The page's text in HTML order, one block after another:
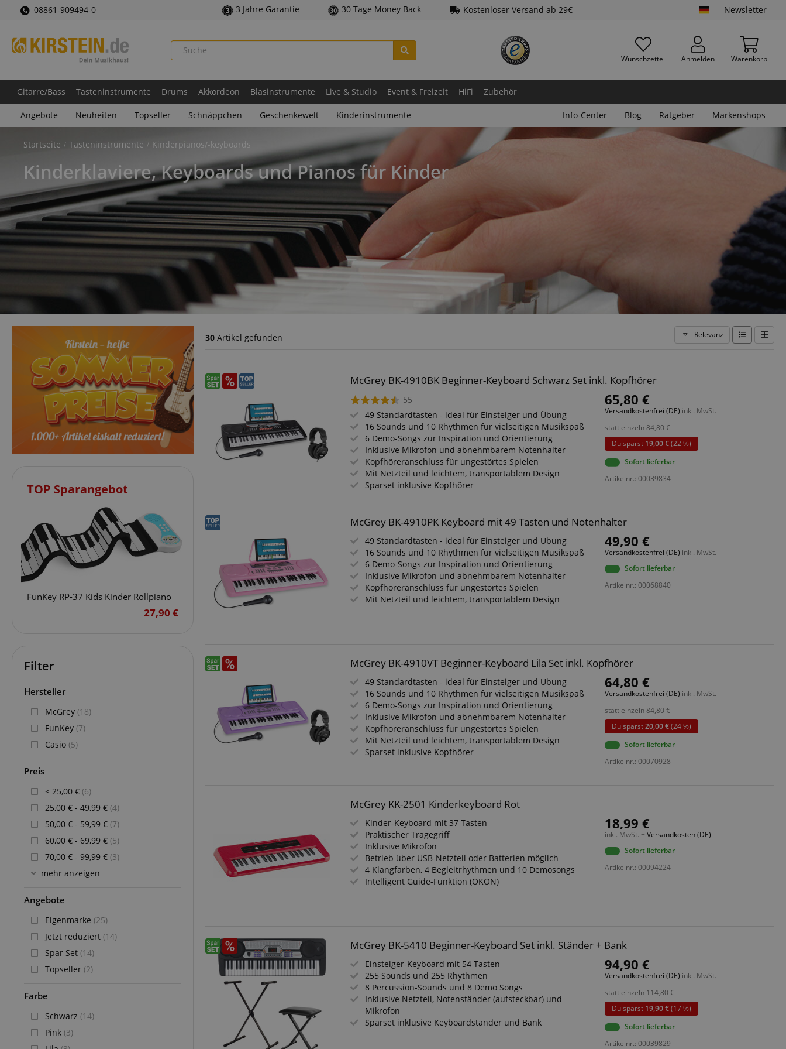
08861-909494-0 3 Jahre Garantie 30 Tage Money Back Kostenloser Versand ab 29€ Newsletter
Wunschzettel Anmelden Warenkorb
Gitarre/Bass Tasteninstrumente Drums Akkordeon Blasinstrumente Live & Studio Event & Freizeit HiFi Zubehör
Angebote Neuheiten Topseller Schnäppchen Geschenkewelt Kinderinstrumente Info-Center Blog Ratgeber Markenshops
Startseite Tasteninstrumente Kinderpianos/-keyboards
Kinderklaviere, Keyboards und Pianos für Kinder
30 Artikel gefunden Relevanz
McGrey BK-4910BK Beginner-Keyboard Schwarz Set inkl. Kopfhörer
55
49 Standardtasten - ideal für Einsteiger und Übung
16 Sounds und 10 Rhythmen für vielseitigen Musikspaß
6 Demo-Songs zur Inspiration und Orientierung
Inklusive Mikrofon und abnehmbarem Notenhalter
Kopfhöreranschluss für ungestörtes Spielen
Mit Netzteil und leichtem, transportablem Design
Sparset inklusive Kopfhörer
65,80 €
Versandkostenfrei (DE) inkl. MwSt.
statt einzeln84,80 €
Du sparst 19,00 €(22 %)
Sofort lieferbar
Artikelnr.: 00039834
McGrey BK-4910PK Keyboard mit 49 Tasten und Notenhalter
49 Standardtasten - ideal für Einsteiger und Übung
16 Sounds und 10 Rhythmen für vielseitigen Musikspaß
6 Demo-Songs zur Inspiration und Orientierung
Inklusive Mikrofon und abnehmbarem Notenhalter
Kopfhöreranschluss für ungestörtes Spielen
Mit Netzteil und leichtem, transportablem Design
49,90 €
Versandkostenfrei (DE) inkl. MwSt.
Sofort lieferbar
Artikelnr.: 00068840
McGrey BK-4910VT Beginner-Keyboard Lila Set inkl. Kopfhörer
49 Standardtasten - ideal für Einsteiger und Übung
16 Sounds und 10 Rhythmen für vielseitigen Musikspaß
6 Demo-Songs zur Inspiration und Orientierung
Inklusive Mikrofon und abnehmbarem Notenhalter
Kopfhöreranschluss für ungestörtes Spielen
Mit Netzteil und leichtem, transportablem Design
Sparset inklusive Kopfhörer
64,80 €
Versandkostenfrei (DE) inkl. MwSt.
statt einzeln84,80 €
Du sparst20,00 €(24 %)
Sofort lieferbar
Artikelnr.: 00070928
McGrey KK-2501 Kinderkeyboard Rot
Kinder-Keyboard mit 37 Tasten
Praktischer Tragegriff
Inklusive Mikrofon
Betrieb über USB-Netzteil oder Batterien möglich
4 Klangfarben, 4 Begleitrhythmen und 10 Demosongs
Intelligent Guide-Funktion (OKON)
18,99 €
inkl. MwSt. + Versandkosten (DE)
Sofort lieferbar
Artikelnr.: 00094224
McGrey BK-5410 Beginner-Keyboard Set inkl. Ständer + Bank
Einsteiger-Keyboard mit 54 Tasten
255 Sounds und 255 Rhythmen
8 Percussion-Sounds und 8 Demo Songs
Inklusive Netzteil, Notenständer (aufsteckbar) und
Mikrofon
Sparset inklusive Keyboardständer und Bank
94,90 €
Versandkostenfrei (DE) inkl. MwSt.
statt einzeln 114,80 €
Du sparst 19,90 €(17 %)
Sofort lieferbar
Artikelnr.: 00039829
TOP Sparangebot
FunKey RP-37 Kids Kinder Rollpiano
27,90 €
Filter
Hersteller
McGrey (18)
FunKey (7)
Casio (5)
Preis
< 25,00 € (6)
25,00 € - 49,99 € (4)
50,00 € - 59,99 € (7)
60,00 € - 69,99 € (5)
70,00 € - 99,99 € (3)
mehr anzeigen
Angebote
Eigenmarke (25)
Jetzt reduziert (14)
Spar Set (14)
Topseller (2)
Farbe
Schwarz (14)
Pink (3)